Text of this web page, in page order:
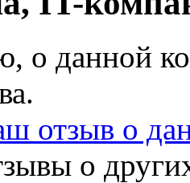
о данной
отзыв о
о